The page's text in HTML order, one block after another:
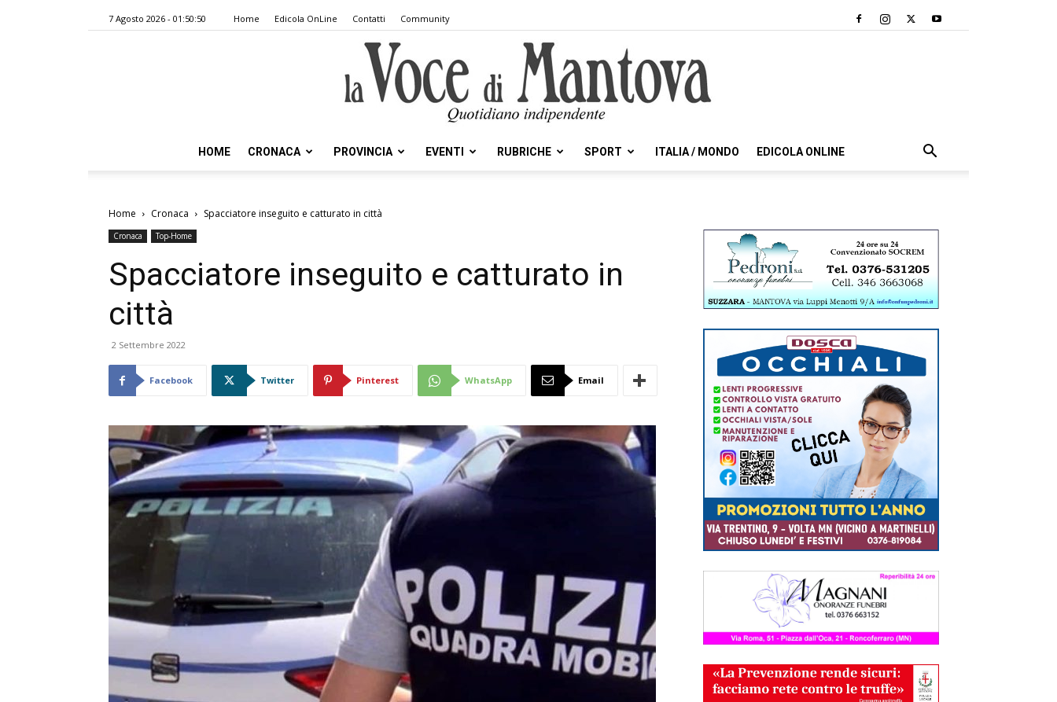
7 Agosto 2026 - 01:50:50 Home Edicola OnLine Contatti Community
Voce
HOME CRONACA PROVINCIA EVENTI RUBRICHE SPORT ITALIA / MONDO EDICOLA ONLINE
Home Cronaca Spacciatore inseguito e catturato in città
Cronaca Top-Home
Spacciatore inseguito e catturato in
città
2 Settembre 2022
Facebook Twitter Pinterest WhatsApp Email